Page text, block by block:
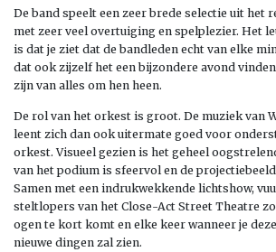
De band speelt een zeer brede selectie uit het
met zeer veel overtuiging en spelplezier. Het
is dat je ziet dat de bandleden echt van elke
dat ook zijzelf het een bijzondere avond
zijn van alles om hen heen.
De rol van het orkest is groot. De muziek van
leent zich dan ook uitermate goed voor
orkest. Visueel gezien is het geheel
van het podium is sfeervol en de
Samen met een indrukwekkende lichtshow,
steltlopers van het Close-Act Street Theatre
ogen te kort komt en elke keer wanneer je
nieuwe dingen zal zien.